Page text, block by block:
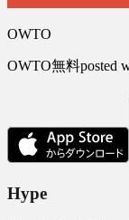
OWTO
OWTO無料posted
Hype